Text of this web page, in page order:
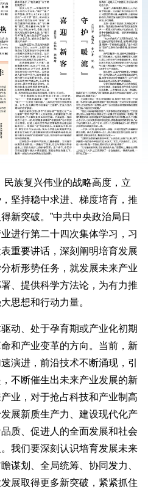
族复兴伟业的战略高度，立
坚持稳中求进、梯度培育，推
新突破。”中共中央政治局日
进行第二十四次集体学习，习
重要讲话，深刻阐明培育发展
析形势任务，就发展未来产业
、提供科学方法论，为有力推
思想和行动力量。
、处于孕育期或产业化初期
和产业变革的方向。当前，新
演进，前沿技术不断涌现，引
不断催生出未来产业发展的新
业，对于抢占科技和产业制高
展新质生产力、建设现代化产
质、促进人的全面发展和社会
我们要深刻认识培育发展未来
谋划、全局统筹、协同发力、
展取得更多新突破，紧紧抓住